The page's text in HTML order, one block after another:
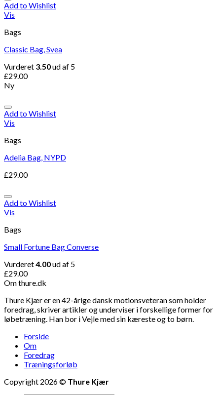
Add to Wishlist
Vis
Bags
Classic Bag, Svea
Vurderet 3.50ud af 5
£29.00
Ny
Add to Wishlist
Vis
Bags
Adelia Bag, NYPD
£29.00
Add to Wishlist
Vis
Bags
Small Fortune Bag Converse
Vurderet4.00ud af 5
£29.00
Om thure.dk
Thure Kjær er en 42-årige dansk motionsveteran som holder
foredrag, skriver artikler og underviser i forskellige former for
løbetræning. Han bor i Vejle med sin kæreste og to børn.
Forside
Om
Foredrag
Træningsforløb
Copyright 2026 © Thure Kjær